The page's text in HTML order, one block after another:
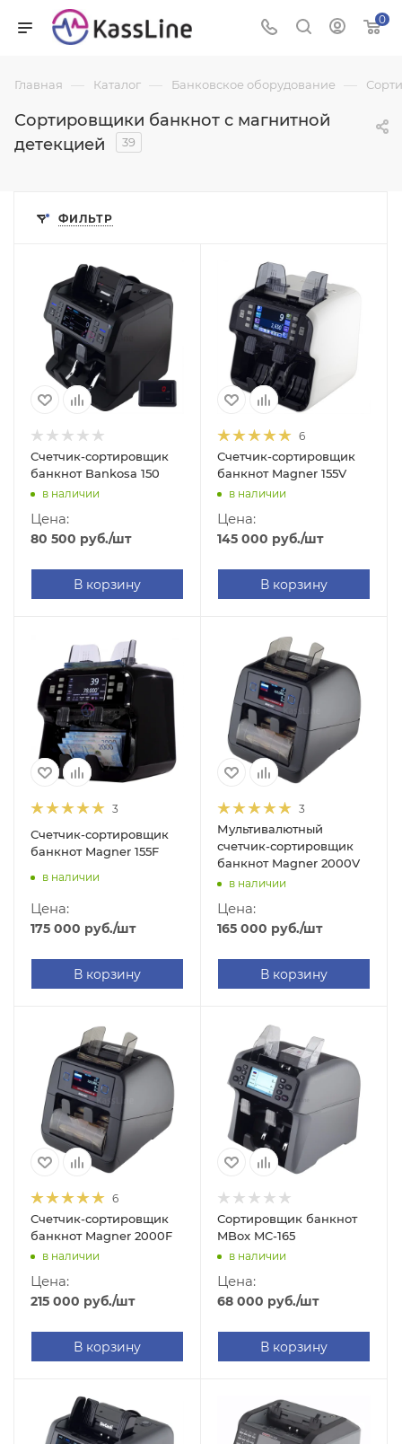
0
Главная — Каталог — Банковское оборудование —
Сортировщики банкнот с магнитной
детекцией
39
ФИЛЬТР
Счетчик-сортировщик
банкнот Bankosa 150
в наличии
Цена:
80 500 руб./шт
В корзину
6
Счетчик-сортировщик
банкнот Magner 155V
в наличии
Цена:
145 000 руб./шт
В корзину
3
Счетчик-сортировщик
банкнот Magner 155F
в наличии
Цена:
175 000 руб./шт
В корзину
3
Мультивалютный
счетчик-сортировщик
банкнот Magner 2000V
в наличии
Цена:
165 000 руб./шт
В корзину
6
Счетчик-сортировщик
банкнот Magner 2000F
в наличии
Цена:
215 000 руб./шт
В корзину
Сортировщик банкнот
MBox MC-165
в наличии
Цена:
68 000 руб./шт
В корзину